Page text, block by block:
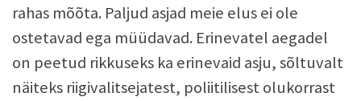
rahas mõõta. Paljud asjad meie elus ei ole
ostetavad ega müüdavad. Erinevatel aegadel
on peetud rikkuseks ka erinevaid asju, sõltuvalt
näiteks riigivalitsejatest, poliitilisest olukorrast